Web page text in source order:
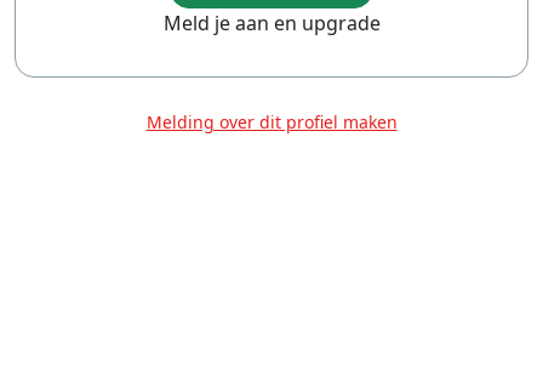
Meld je aan en upgrade
Melding over dit profiel maken